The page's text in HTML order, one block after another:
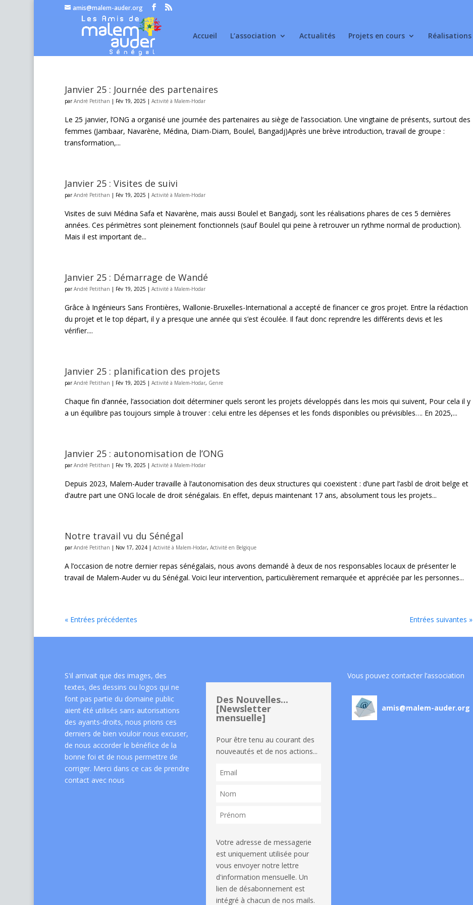
amis@malem-auder.org
Accueil L’association Actualités Projets en cours Réalisations
Janvier 25 : Journée des partenaires
parAndré Petithan | Fév 19, 2025 | Activité à Malem-Hodar
Le 25 janvier, l’ONG a organisé une journée des partenaires au siège de l’association. Une vingtaine de présents, surtout des
femmes (Jambaar, Navarène, Médina, Diam-Diam, Boulel, Bangadj)Après une brève introduction, travail de groupe :
transformation,...
Janvier 25 : Visites de suivi
parAndré Petithan | Fév 19, 2025 | Activité à Malem-Hodar
Visites de suivi Médina Safa et Navarène, mais aussi Boulel et Bangadj, sont les réalisations phares de ces 5 dernières
années. Ces périmètres sont pleinement fonctionnels (sauf Boulel qui peine à retrouver un rythme normal de production).
Mais il est important de...
Janvier 25 : Démarrage de Wandé
parAndré Petithan | Fév 19, 2025 | Activité à Malem-Hodar
Grâce à Ingénieurs Sans Frontières, Wallonie-Bruxelles-International a accepté de financer ce gros projet. Entre la rédaction
du projet et le top départ, il y a presque une année qui s’est écoulée. Il faut donc reprendre les différents devis et les
vérifier....
Janvier 25 : planification des projets
parAndré Petithan | Fév 19, 2025 | Activité à Malem-Hodar, Genre
Chaque fin d’année, l’association doit déterminer quels seront les projets développés dans les mois qui suivent, Pour cela il y
a un équilibre pas toujours simple à trouver : celui entre les dépenses et les fonds disponibles ou prévisibles…. En 2025,...
Janvier 25 : autonomisation de l’ONG
parAndré Petithan | Fév 19, 2025 | Activité à Malem-Hodar
Depuis 2023, Malem-Auder travaille à l’autonomisation des deux structures qui coexistent : d’une part l’asbl de droit belge et
d’autre part une ONG locale de droit sénégalais. En effet, depuis maintenant 17 ans, absolument tous les projets...
Notre travail vu du Sénégal
parAndré Petithan | Nov 17, 2024| Activité à Malem-Hodar, Activité en Belgique
A l’occasion de notre dernier repas sénégalais, nous avons demandé à deux de nos responsables locaux de présenter le
travail de Malem-Auder vu du Sénégal. Voici leur intervention, particulièrement remarquée et appréciée par les personnes...
« Entrées précédentes Entrées suivantes »
S'il arrivait que des images, des
textes, des dessins ou logos qui ne
font pas partie du domaine public
aient été utilisés sans autorisations
des ayants-droits, nous prions ces
derniers de bien vouloir nous excuser,
de nous accorder le bénéfice de la
bonne foi et de nous permettre de
corriger. Merci dans ce cas de prendre
contact avec nous
Des Nouvelles...
[Newsletter
mensuelle]
Pour être tenu au courant des
nouveautés et de nos actions...
Votre adresse de messagerie
est uniquement utilisée pour
vous envoyer notre lettre
d'information mensuelle. Un
lien de désabonnement est
intégré à chacun de nos mails.
Vous pouvez contacter l’association
amis@malem-auder.org